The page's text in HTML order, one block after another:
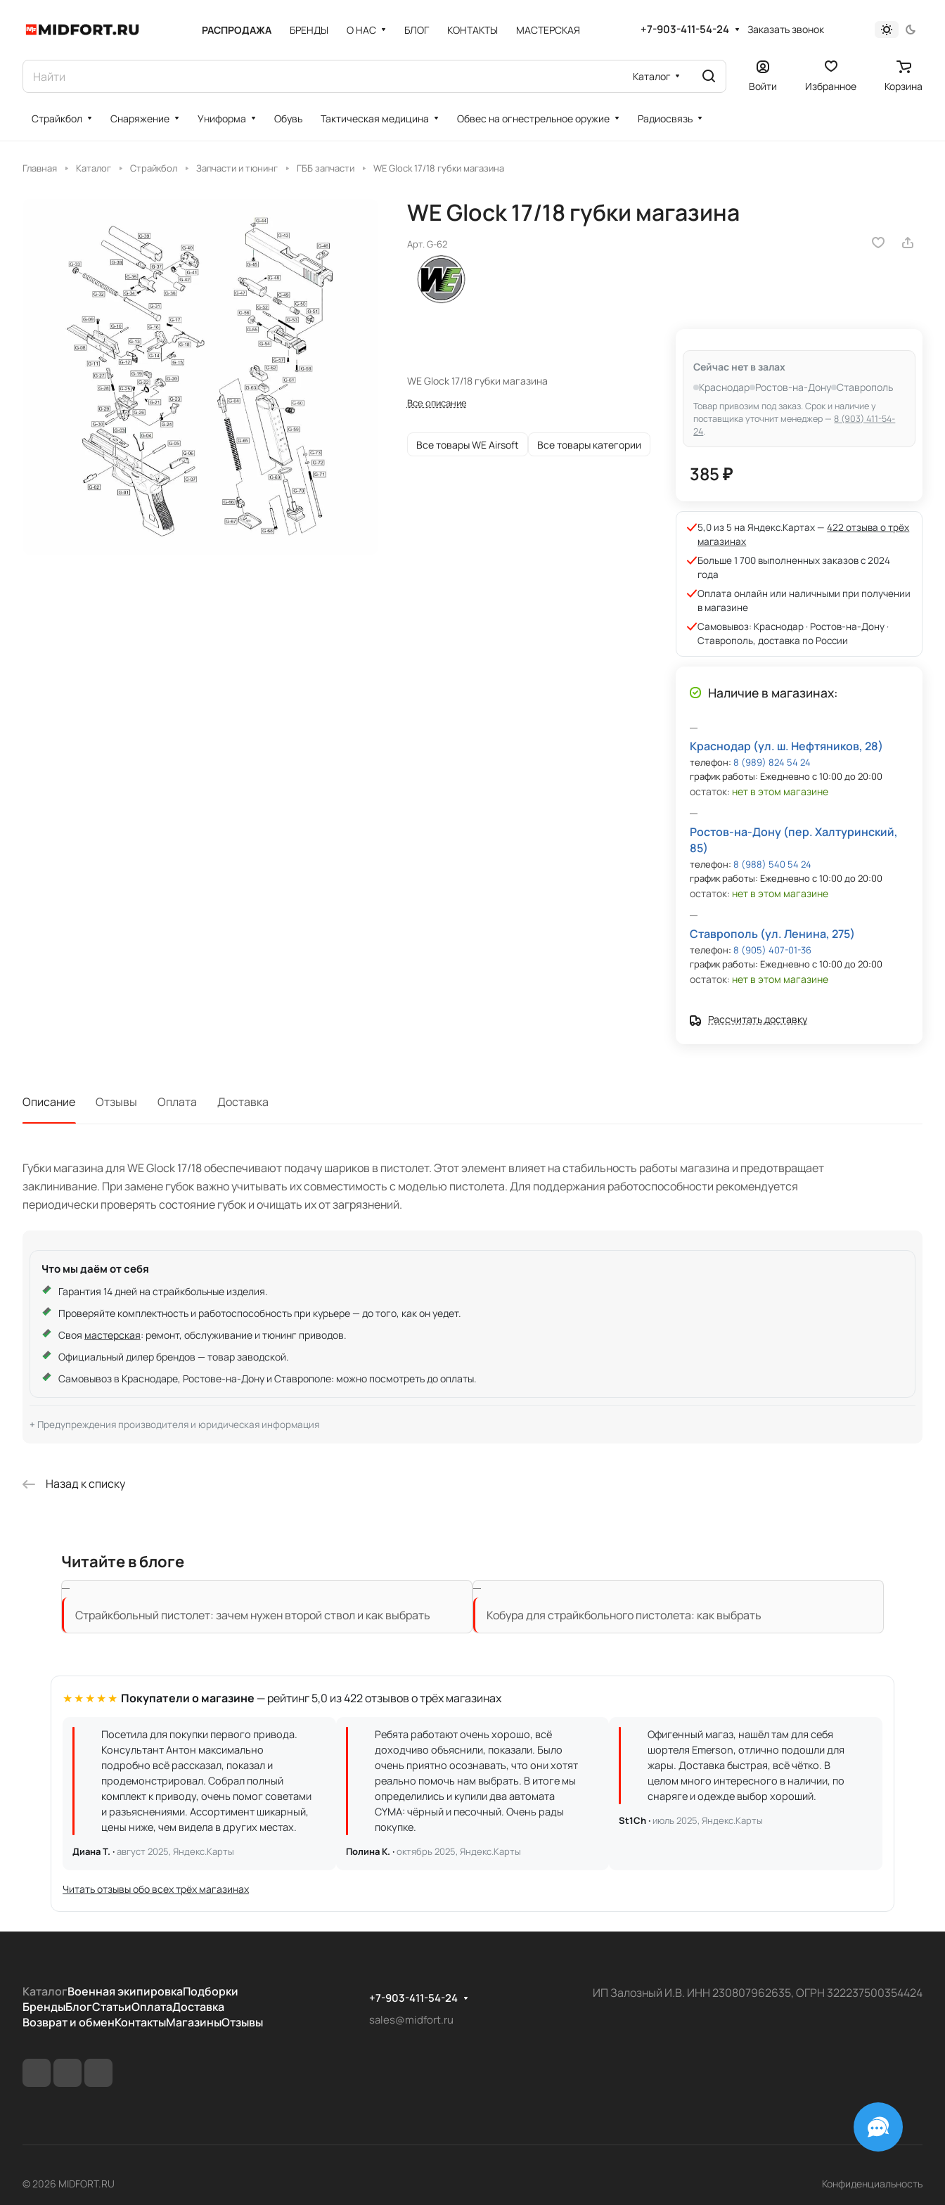
РАСПРОДАЖА БРЕНДЫ О НАС БЛОГ КОНТАКТЫ МАСТЕРСКАЯ +7-903-411-54-24 Заказать звонок
Каталог
Войти Избранное Корзина
Страйкбол Снаряжение Униформа Обувь Тактическая медицина Обвес на огнестрельное оружие Радиосвязь
Главная Каталог Страйкбол Запчасти и тюнинг ГББ запчасти WE Glock 17/18 губки магазина
WE Glock 17/18 губки магазина
Арт.G-62
WE Glock 17/18 губки магазина
Все описание
Все товары WE Airsoft Все товары категории
Сейчас нет в залах
Краснодар Ростов-на-Дону Ставрополь
Товар привозим под заказ. Срок и наличие у
поставщика уточнит менеджер —8 (903) 411-54-
24.
385 ₽
5,0 из 5 на Яндекс.Картах —422 отзыва о трёх
магазинах
Больше 1 700 выполненных заказов с 2024
года
Оплата онлайн или наличными при получении
в магазине
Самовывоз: Краснодар · Ростов-на-Дону ·
Ставрополь, доставка по России
Наличие в магазинах:
Краснодар (ул. ш. Нефтяников, 28)
телефон:8 (989) 824 54 24
график работы: Ежедневно с 10:00 до 20:00
остаток: нет в этом магазине
Ростов-на-Дону (пер. Халтуринский,
85)
телефон:8 (988) 540 54 24
график работы: Ежедневно с 10:00 до 20:00
остаток: нет в этом магазине
Ставрополь (ул. Ленина, 275)
телефон:8 (905) 407-01-36
график работы: Ежедневно с 10:00 до 20:00
остаток: нет в этом магазине
Рассчитать доставку
Описание Отзывы Оплата Доставка
Губки магазина для WE Glock 17/18 обеспечивают подачу шариков в пистолет. Этот элемент влияет на стабильность работы магазина и предотвращает
заклинивание. При замене губок важно учитывать их совместимость с моделью пистолета. Для поддержания работоспособности рекомендуется
периодически проверять состояние губок и очищать их от загрязнений.
Что мы даём от себя
Гарантия 14 дней на страйкбольные изделия.
Проверяйте комплектность и работоспособность при курьере — до того, как он уедет.
Своя мастерская: ремонт, обслуживание и тюнинг приводов.
Официальный дилер брендов — товар заводской.
Самовывоз в Краснодаре, Ростове-на-Дону и Ставрополе: можно посмотреть до оплаты.
Предупреждения производителя и юридическая информация
Назад к списку
Читайте в блоге
Страйкбольный пистолет: зачем нужен второй ствол и как выбрать Кобура для страйкбольного пистолета: как выбрать
★★★★★ Покупатели о магазине — рейтинг 5,0 из 422 отзывов о трёх магазинах
Посетила для покупки первого привода.
Консультант Антон максимально
подробно всё рассказал, показал и
продемонстрировал. Собрал полный
комплект к приводу, очень помог советами
и разъяснениями. Ассортимент шикарный,
цены ниже, чем видела в других местах.
Диана Т. ·август 2025, Яндекс.Карты
Ребята работают очень хорошо, всё
доходчиво объяснили, показали. Было
очень приятно осознавать, что они хотят
реально помочь нам выбрать. В итоге мы
определились и купили два автомата
CYMA: чёрный и песочный. Очень рады
покупке.
Полина К. ·октябрь 2025, Яндекс.Карты
Офигенный магаз, нашёл там для себя
шортеля Emerson, отлично подошли для
жары. Доставка быстрая, всё чётко. В
целом много интересного в наличии, по
снаряге и одежде выбор хороший.
St1Ch · июль 2025, Яндекс.Карты
Читать отзывы обо всех трёх магазинах
КаталогВоенная экипировкаПодборки
БрендыБлогСтатьиОплатаДоставка
Возврат и обменКонтактыМагазиныОтзывы
+7-903-411-54-24
sales@midfort.ru
ИП Залозный И.В. ИНН 230807962635, ОГРН 322237500354424
© 2026 MIDFORT.RU Конфиденциальность